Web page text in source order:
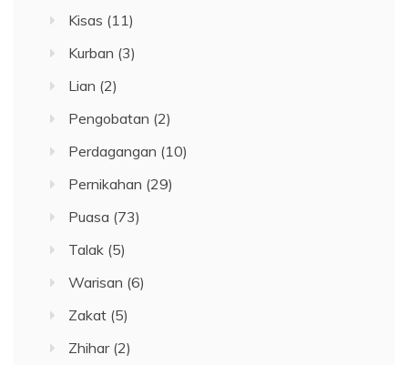
Kisas (11)
Kurban (3)
Lian (2)
Pengobatan (2)
Perdagangan (10)
Pernikahan (29)
Puasa (73)
Talak (5)
Warisan (6)
Zakat (5)
Zhihar(2)